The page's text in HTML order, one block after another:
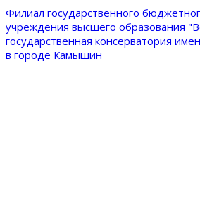
Филиал государственного
учреждения высшего образования
государственная консерватория
в городе Камышин